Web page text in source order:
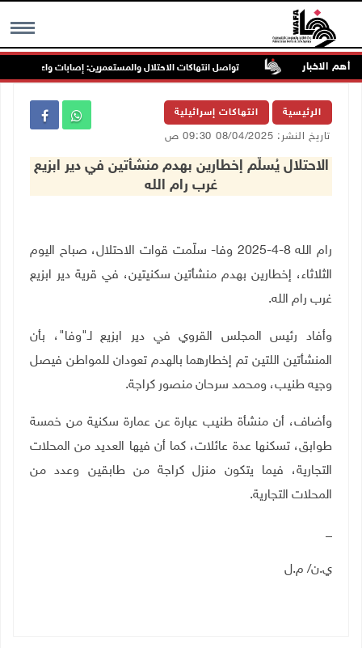
MENU أهم الاخبار
غرب جنين تواصل انتهاكات الاحتلال والمستعمرين: إصابات واعتقالات
الرئيسية انتهاكات إسرائيلية
تاريخ النشر: 08/04/2025 09:30 ص
الاحتلال يُسلّم إخطارين بهدم منشأتين في دير ابزيع
غرب رام الله
رام الله 8-4-2025 وفا- سلّمت قوات الاحتلال، صباح اليوم
الثلاثاء، إخطارين بهدم منشأتين سكنيتين، في قرية دير ابزيع
غرب رام الله.
وأفاد رئيس المجلس القروي في دير ابزيع لـ"وفا"، بأن
المنشأتين اللتين تم إخطارهما بالهدم تعودان للمواطن فيصل
وجيه طنيب، ومحمد سرحان منصور كراجة.
وأضاف، أن منشأة طنيب عبارة عن عمارة سكنية من خمسة
طوابق، تسكنها عدة عائلات، كما أن فيها العديد من المحلات
التجارية، فيما يتكون منزل كراجة من طابقين وعدد من
المحلات التجارية.
ي.ن/ م.ل